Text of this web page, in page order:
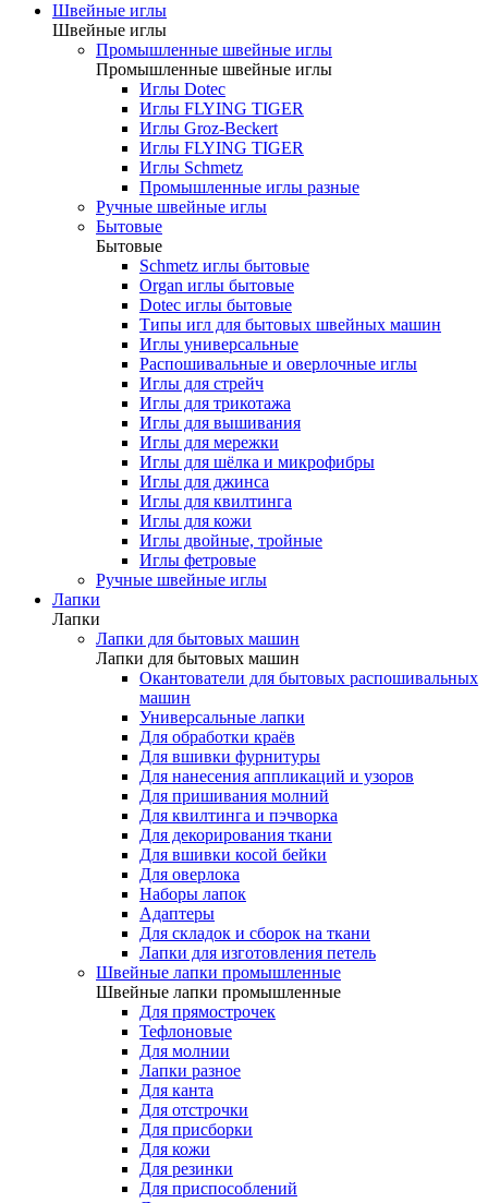
Швейные иглы
Швейные иглы
Промышленные швейные иглы
Промышленные швейные иглы
Иглы Dotec
Иглы FLYING TIGER
Иглы Groz-Beckert
Иглы FLYING TIGER
Иглы Schmetz
Промышленные иглы разные
Ручные швейные иглы
Бытовые
Бытовые
Schmetz иглы бытовые
Organ иглы бытовые
Dotec иглы бытовые
Типы игл для бытовых швейных машин
Иглы универсальные
Распошивальные и оверлочные иглы
Иглы для стрейч
Иглы для трикотажа
Иглы для вышивания
Иглы для мережки
Иглы для шёлка и микрофибры
Иглы для джинса
Иглы для квилтинга
Иглы для кожи
Иглы двойные, тройные
Иглы фетровые
Ручные швейные иглы
Лапки
Лапки
Лапки для бытовых машин
Лапки для бытовых машин
Окантователи для бытовых распошивальных
машин
Универсальные лапки
Для обработки краёв
Для вшивки фурнитуры
Для нанесения аппликаций и узоров
Для пришивания молний
Для квилтинга и пэчворка
Для декорирования ткани
Для вшивки косой бейки
Для оверлока
Наборы лапок
Адаптеры
Для складок и сборок на ткани
Лапки для изготовления петель
Швейные лапки промышленные
Швейные лапки промышленные
Для прямострочек
Тефлоновые
Для молнии
Лапки разное
Для канта
Для отстрочки
Для присборки
Для кожи
Для резинки
Для приспособлений